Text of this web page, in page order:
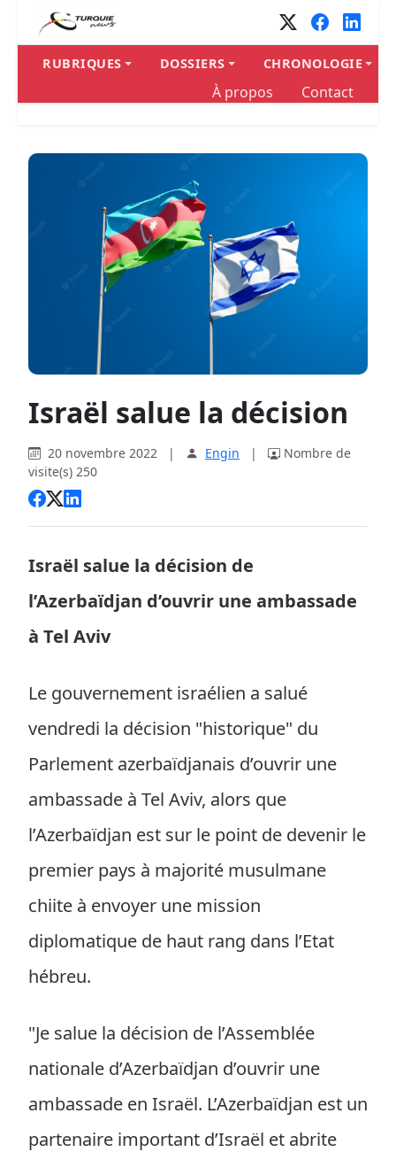
RUBRIQUES DOSSIERS CHRONOLOGIE
À propos Contact
Israël salue la décision
20 novembre 2022 | Engin |
Nombre de
visite(s) 250
Israël salue la décision de
l’Azerbaïdjan d’ouvrir une ambassade
à Tel Aviv
Le gouvernement israélien a salué
vendredi la décision "historique" du
Parlement azerbaïdjanais d’ouvrir une
ambassade à Tel Aviv, alors que
l’Azerbaïdjan est sur le point de devenir le
premier pays à majorité musulmane
chiite à envoyer une mission
diplomatique de haut rang dans l’Etat
hébreu.
"Je salue la décision de l’Assemblée
nationale d’Azerbaïdjan d’ouvrir une
ambassade en Israël. L’Azerbaïdjan est un
partenaire important d’Israël et abrite